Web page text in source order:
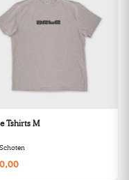
Tshirts M
Schoten